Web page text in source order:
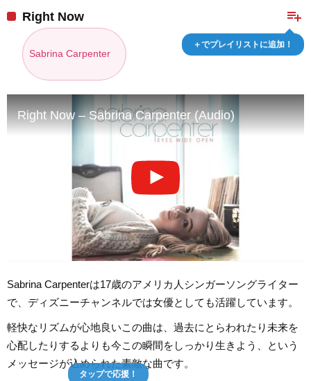
playlist_add
＋でプレイリストに追加！
Right Now
Sabrina Carpenter
Right Now – Sabrina Carpenter (Audio)
Sabrina Carpenterは17歳のアメリカ人シンガーソングライター
で、ディズニーチャンネルでは女優としても活躍しています。
軽快なリズムが心地良いこの曲は、過去にとらわれたり未来を
心配したりするよりも今この瞬間をしっかり生きよう、という
メッセージが込められた素敵な曲です。
タップで応援！